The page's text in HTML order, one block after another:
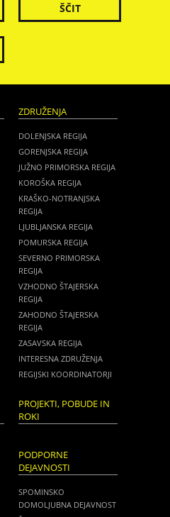
ŠČIT
ZDRUŽENJA
DOLENJSKA REGIJA
GORENJSKA REGIJA
JUŽNO PRIMORSKA REGIJA
KOROŠKA REGIJA
KRAŠKO-NOTRANJSKA
REGIJA
LJUBLJANSKA REGIJA
POMURSKA REGIJA
SEVERNO PRIMORSKA
REGIJA
VZHODNO ŠTAJERSKA
REGIJA
ZAHODNO ŠTAJERSKA
REGIJA
ZASAVSKA REGIJA
INTERESNA ZDRUŽENJA
REGIJSKI KOORDINATORJI
PROJEKTI, POBUDE IN
ROKI
PODPORNE
DEJAVNOSTI
SPOMINSKO
DOMOLJUBNA DEJAVNOST